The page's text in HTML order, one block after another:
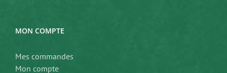
MON COMPTE
Mes commandes
Mon compte